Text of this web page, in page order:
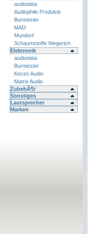
audiodata
Audiophile Produkte
Burmester
MAD
Mundorf
Schaumstoffe Wegerich
Elektronik
audiodata
Burmester
Keces Audio
Matrix Audio
ZubehÃ¶r
Sonstiges
Lautsprecher
Marken